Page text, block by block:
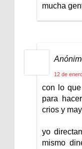
mucha
12 de
con lo
para
crios y
yo
mismo